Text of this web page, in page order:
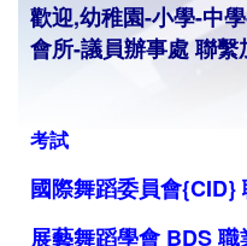
歡迎,幼稚園-小學-中
會所-議員辦事處 聯繫
考試
國際舞蹈委員會{CID}
展藝舞蹈學會 BDS職